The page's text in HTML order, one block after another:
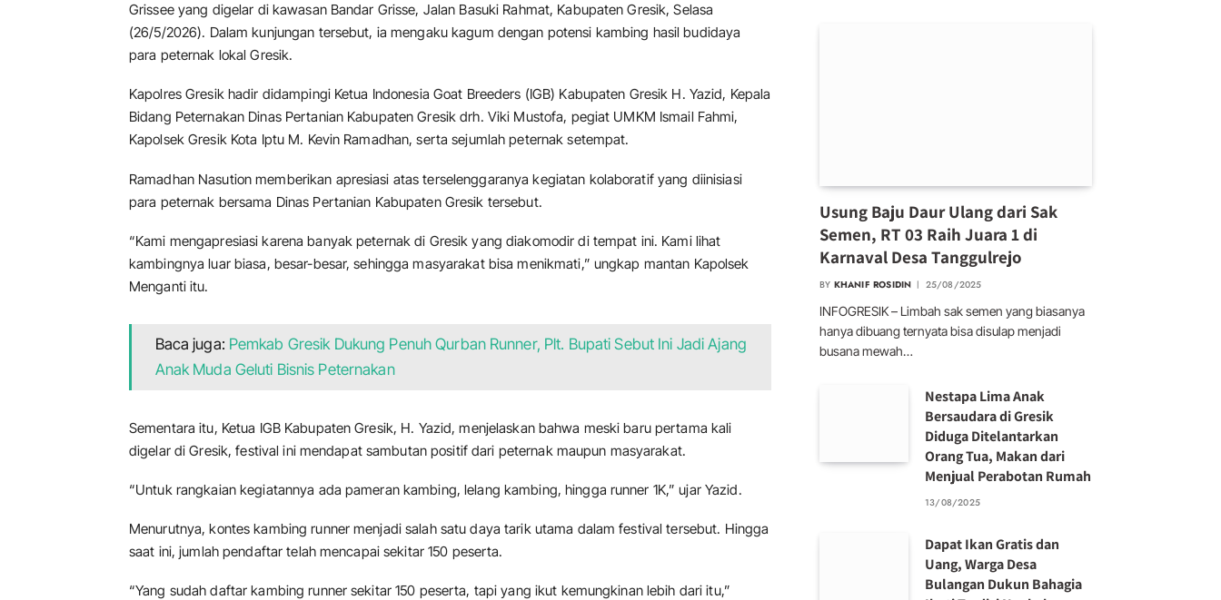
Grissee yang digelar di kawasan Bandar Grisse, Jalan Basuki Rahmat, Kabupaten Gresik, Selasa
(26/5/2026). Dalam kunjungan tersebut, ia mengaku kagum dengan potensi kambing hasil budidaya
para peternak lokal Gresik.
Kapolres Gresik hadir didampingi Ketua Indonesia Goat Breeders (IGB) Kabupaten Gresik H. Yazid, Kepala
Bidang Peternakan Dinas Pertanian Kabupaten Gresik drh. Viki Mustofa, pegiat UMKM Ismail Fahmi,
Kapolsek Gresik Kota Iptu M. Kevin Ramadhan, serta sejumlah peternak setempat.
Ramadhan Nasution memberikan apresiasi atas terselenggaranya kegiatan kolaboratif yang diinisiasi
para peternak bersama Dinas Pertanian Kabupaten Gresik tersebut.
“Kami mengapresiasi karena banyak peternak di Gresik yang diakomodir di tempat ini. Kami lihat
kambingnya luar biasa, besar-besar, sehingga masyarakat bisa menikmati,” ungkap mantan Kapolsek
Menganti itu.
Baca juga: Pemkab Gresik Dukung Penuh Qurban Runner, Plt. Bupati Sebut Ini Jadi Ajang
Anak Muda Geluti Bisnis Peternakan
Sementara itu, Ketua IGB Kabupaten Gresik, H. Yazid, menjelaskan bahwa meski baru pertama kali
digelar di Gresik, festival ini mendapat sambutan positif dari peternak maupun masyarakat.
“Untuk rangkaian kegiatannya ada pameran kambing, lelang kambing, hingga runner 1K,” ujar Yazid.
Menurutnya, kontes kambing runner menjadi salah satu daya tarik utama dalam festival tersebut. Hingga
saat ini, jumlah pendaftar telah mencapai sekitar 150 peserta.
“Yang sudah daftar kambing runner sekitar 150 peserta, tapi yang ikut kemungkinan lebih dari itu,”
Usung Baju Daur Ulang dari Sak
Semen, RT 03 Raih Juara 1 di
Karnaval Desa Tanggulrejo
BY KHANIF ROSIDIN 25/08/2025
INFOGRESIK – Limbah sak semen yang biasanya
hanya dibuang ternyata bisa disulap menjadi
busana mewah…
Nestapa Lima Anak
Bersaudara di Gresik
Diduga Ditelantarkan
Orang Tua, Makan dari
Menjual Perabotan Rumah
13/08/2025
Dapat Ikan Gratis dan
Uang, Warga Desa
Bulangan Dukun Bahagia